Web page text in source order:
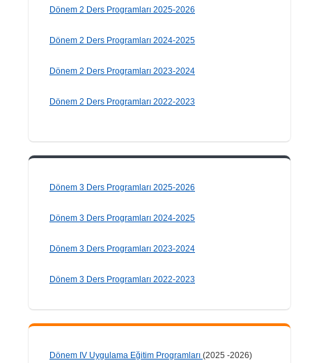
Dönem 2 Ders Programları 2025-2026
Dönem 2 Ders Programları 2024-2025
Dönem 2 Ders Programları 2023-2024
Dönem 2 Ders Programları 2022-2023
Dönem 3 Ders Programları 2025-2026
Dönem 3 Ders Programları 2024-2025
Dönem 3 Ders Programları 2023-2024
Dönem 3 Ders Programları 2022-2023
Dönem IV Uygulama Eğitim Programları (2025 -2026)